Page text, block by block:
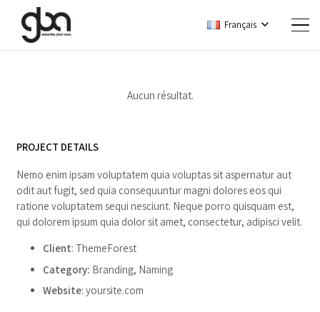
Français
Aucun résultat.
PROJECT DETAILS
Nemo enim ipsam voluptatem quia voluptas sit aspernatur aut
odit aut fugit, sed quia consequuntur magni dolores eos qui
ratione voluptatem sequi nesciunt. Neque porro quisquam est,
qui dolorem ipsum quia dolor sit amet, consectetur, adipisci velit.
Client: ThemeForest
Category: Branding, Naming
Website: yoursite.com